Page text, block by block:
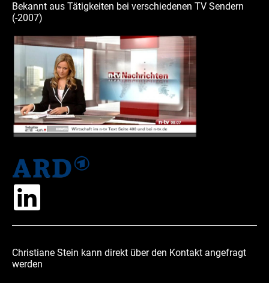
Bekannt aus Tätigkeiten bei verschiedenen TV Sendern
(-2007)
Christiane Stein kann direkt über den Kontakt angefragt
werden